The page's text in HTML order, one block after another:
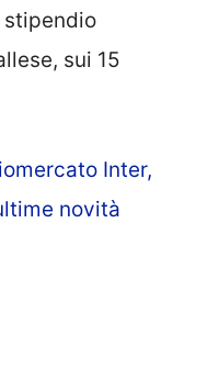
stipendio
sui 15
Inter,
novità